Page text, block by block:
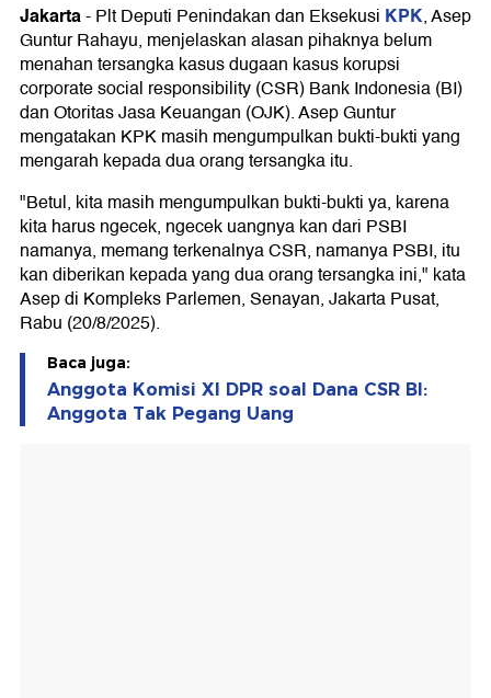
Jakarta-Plt Deputi Penindakan dan Eksekusi KPK, Asep
Guntur Rahayu, menjelaskan alasan pihaknya belum
menahan tersangka kasus dugaan kasus korupsi
corporate social responsibility (CSR) Bank Indonesia (BI)
dan Otoritas Jasa Keuangan (OJK). Asep Guntur
mengatakan KPK masih mengumpulkan bukti-bukti yang
mengarah kepada dua orang tersangka itu.
"Betul, kita masih mengumpulkan bukti-bukti ya, karena
kita harus ngecek, ngecek uangnya kan dari PSBI
namanya, memang terkenalnya CSR, namanya PSBI, itu
kan diberikan kepada yang dua orang tersangka ini," kata
Asep di Kompleks Parlemen, Senayan, Jakarta Pusat,
Rabu (20/8/2025).
Baca juga:
Anggota Komisi XI DPR soal Dana CSR BI:
Anggota Tak Pegang Uang